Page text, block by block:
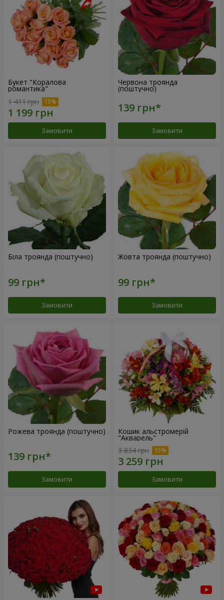
Букет "Коралова
романтика"
1 411 грн
Замовити
Червона троянда
(поштучно)
Замовити
Біла троянда (поштучно)
Замовити
Жовта троянда (поштучно)
Замовити
Рожева троянда (поштучно)
Замовити
Кошик альстромерій
"Акварель"
3 834 грн
Замовити